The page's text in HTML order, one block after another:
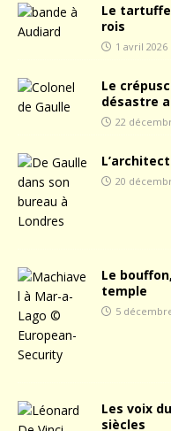
Le
rois
1 avril 2026
Le
désastre
22
20
Le
temple
5
Les voix
siècles